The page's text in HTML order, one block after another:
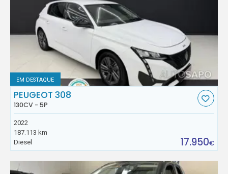
EM DESTAQUE
PEUGEOT 308
130CV - 5P
2022
187.113 km
Diesel
17.950€